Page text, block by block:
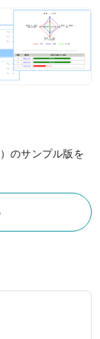
のサンプル版を